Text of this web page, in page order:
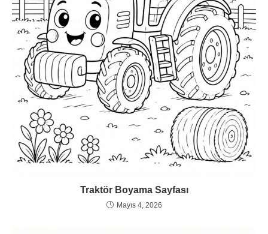
Traktör Boyama Sayfası
Mayıs 4, 2026